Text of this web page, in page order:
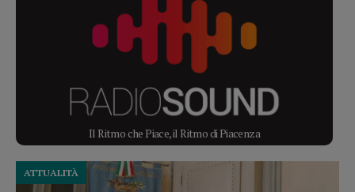
Il Ritmo che Piace, il Ritmo di Piacenza
ATTUALITÀ